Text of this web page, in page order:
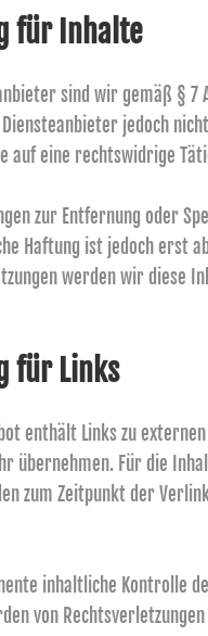
für Inhalte
sind wir gemäß § 7
jedoch
auf eine rechtswidrige
zur Entfernung oder
Haftung ist jedoch erst
werden wir diese
für Links
enthält Links zu
übernehmen. Für die
zum Zeitpunkt der
inhaltliche Kontrolle
von